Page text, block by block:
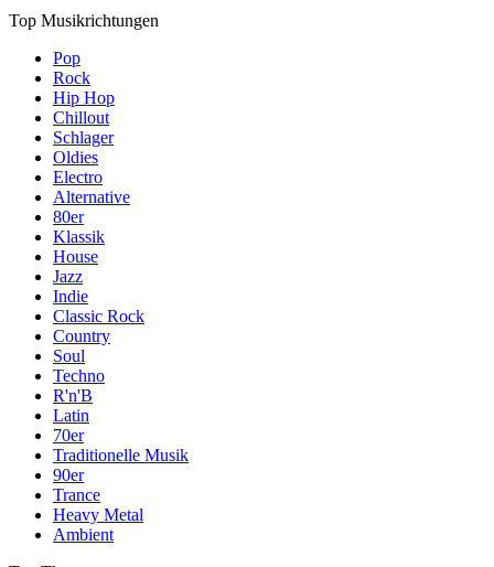
Top Musikrichtungen
Pop
Rock
Hip Hop
Chillout
Schlager
Oldies
Electro
Alternative
80er
Klassik
House
Jazz
Indie
Classic Rock
Country
Soul
Techno
R'n'B
Latin
70er
Traditionelle Musik
90er
Trance
Heavy Metal
Ambient